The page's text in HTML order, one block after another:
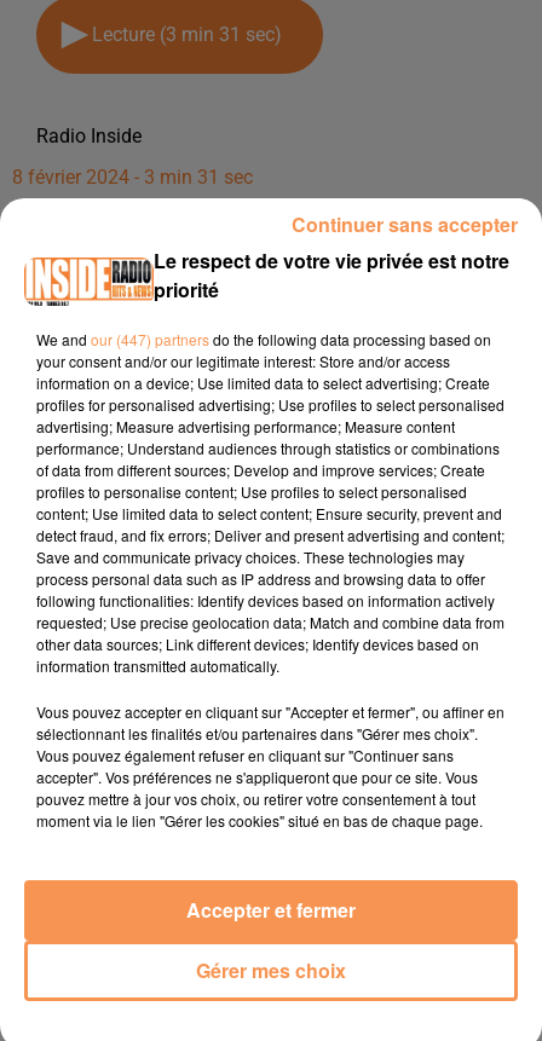
Lecture (3 min 31 sec)
Radio Inside
8 février 2024 - 3 min 31 sec
INTERVIEW DE ASHVIN 'MAISON VERDIER" À SERRES CASTET, SUR
Page Facebook :
https://www.facebook.com/MaisonVerdierEPV
Compte Instagram :
https://www.instagram.com/maisonverdier/
TITRES DIFFUSÉS
23h15
23h15 23h12
23h12
CARBONNE
23h09
23h09
LE TOP
Le respect de votre vie privée est notre
priorité
We and our (447) partnersdo the following data processing based on
your consent and/or our legitimate interest: Store and/or access
information on a device; Use limited data to select advertising; Create
profiles for personalised advertising; Use profiles to select personalised
advertising; Measure advertising performance; Measure content
performance; Understand audiences through statistics or combinations
of data from different sources; Develop and improve services; Create
profiles to personalise content; Use profiles to select personalised
content; Use limited data to select content; Ensure security, prevent and
detect fraud, and fix errors; Deliver and present advertising and content;
Save and communicate privacy choices. These technologies may
process personal data such as IP address and browsing data to offer
following functionalities: Identify devices based on information actively
requested; Use precise geolocation data; Match and combine data from
other data sources; Link different devices; Identify devices based on
information transmitted automatically.
Vous pouvez accepter en cliquant sur "Accepter et fermer", ou affiner en
sélectionnant les finalités et/ou partenaires dans "Gérer mes choix".
Vous pouvez également refuser en cliquant sur "Continuer sans
accepter". Vos préférences ne s'appliqueront que pour ce site. Vous
pouvez mettre à jour vos choix, ou retirer votre consentement à tout
moment via le lien "Gérer les cookies" situé en bas de chaque page.
Gérer mes choix
Accepter et fermer
Continuer sans accepter